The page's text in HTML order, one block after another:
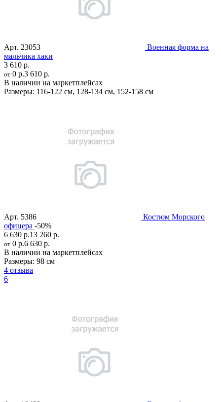
Арт. 23053
Военная форма на
мальчика хаки
3 610 р.
от 0 р.3 610 р.
В наличии на маркетплейсах
Размеры: 116-122 см, 128-134 см, 152-158 см
Арт. 5386
Костюм Морского
офицера -50%
6 630 р.13 260 р.
от 0 р.6 630 р.
В наличии на маркетплейсах
Размеры: 98 см
4 отзыва
6